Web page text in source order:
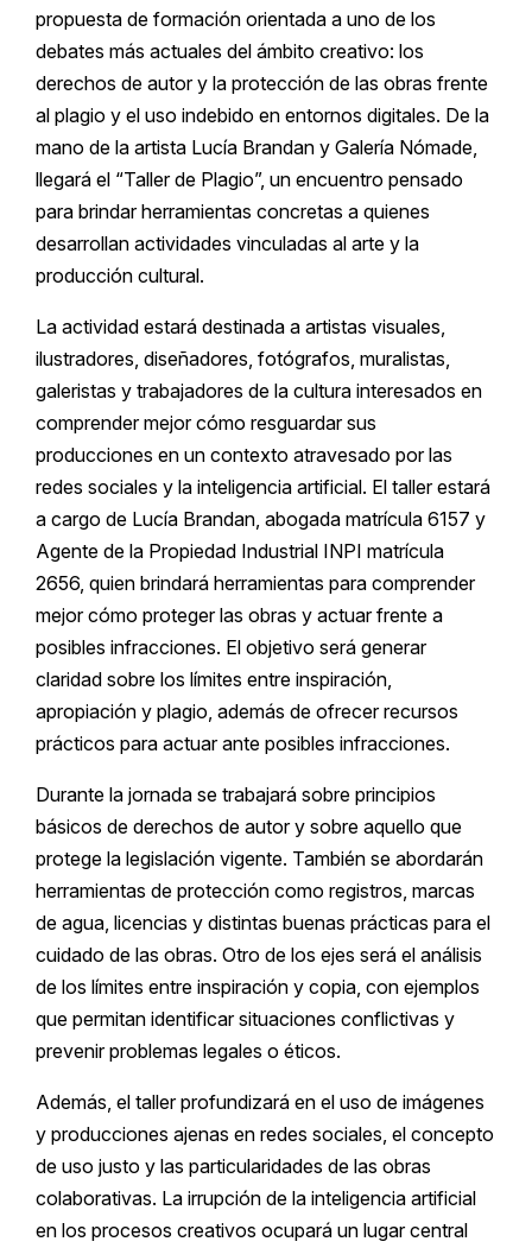
propuesta de formación orientada a uno de los
debates más actuales del ámbito creativo: los
derechos de autor y la protección de las obras frente
al plagio y el uso indebido en entornos digitales. De la
mano de la artista Lucía Brandan y Galería Nómade,
llegará el “Taller de Plagio”, un encuentro pensado
para brindar herramientas concretas a quienes
desarrollan actividades vinculadas al arte y la
producción cultural.
La actividad estará destinada a artistas visuales,
ilustradores, diseñadores, fotógrafos, muralistas,
galeristas y trabajadores de la cultura interesados en
comprender mejor cómo resguardar sus
producciones en un contexto atravesado por las
redes sociales y la inteligencia artificial. El taller estará
a cargo de Lucía Brandan, abogada matrícula 6157 y
Agente de la Propiedad Industrial INPI matrícula
2656, quien brindará herramientas para comprender
mejor cómo proteger las obras y actuar frente a
posibles infracciones. El objetivo será generar
claridad sobre los límites entre inspiración,
apropiación y plagio, además de ofrecer recursos
prácticos para actuar ante posibles infracciones.
Durante la jornada se trabajará sobre principios
básicos de derechos de autor y sobre aquello que
protege la legislación vigente. También se abordarán
herramientas de protección como registros, marcas
de agua, licencias y distintas buenas prácticas para el
cuidado de las obras. Otro de los ejes será el análisis
de los límites entre inspiración y copia, con ejemplos
que permitan identificar situaciones conflictivas y
prevenir problemas legales o éticos.
Además, el taller profundizará en el uso de imágenes
y producciones ajenas en redes sociales, el concepto
de uso justo y las particularidades de las obras
colaborativas. La irrupción de la inteligencia artificial
en los procesos creativos ocupará un lugar central